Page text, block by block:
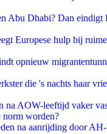
Abu Dhabi? Dan eindigt
Europese hulp bij
opnieuw
die 's nachts haar
na AOW-leeftijd vaker
norm worden?
na aanrijding door